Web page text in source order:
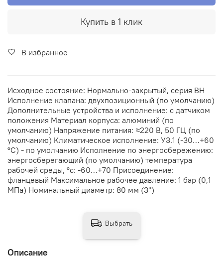
Купить в 1 клик
В избранное
Исходное состояние: Нормально-закрытый, серия ВН
Исполнение клапана: двухпозиционный (по умолчанию)
Дополнительные устройства и исполнение: с датчиком
положения Материал корпуса: алюминий (по
умолчанию) Напряжение питания: ≈220 В, 50 ГЦ (по
умолчанию) Климатическое исполнение: У3.1 (-30…+60
°С) - по умолчанию Исполнение по энергосбережению:
энергосберегающий (по умолчанию) температура
рабочей среды, °с: -60…+70 Присоединение:
фланцевый Максимальное рабочее давление: 1 бар (0,1
МПа) Номинальный диаметр: 80 мм (3")
Описание
Выбрать